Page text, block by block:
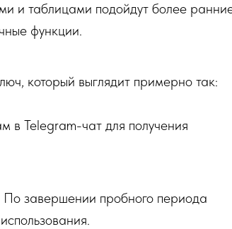
и таблицами подойдут более
функции.
который выглядит примерно так:
в Telegram-чат для получения
По завершении пробного периода